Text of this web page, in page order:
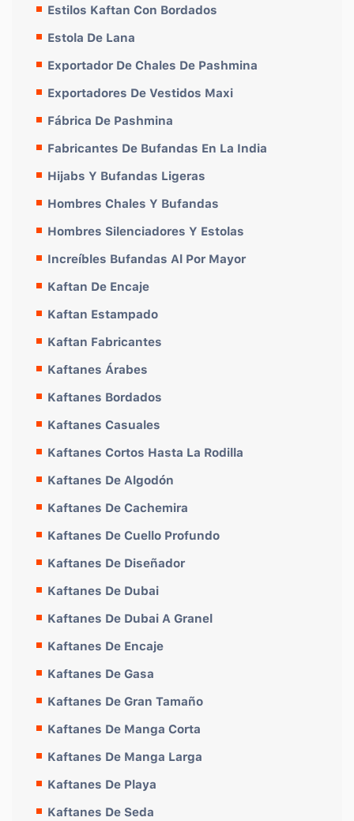
Estilos Kaftan Con Bordados
Estola De Lana
Exportador De Chales De Pashmina
Exportadores De Vestidos Maxi
Fábrica De Pashmina
Fabricantes De Bufandas En La India
Hijabs Y Bufandas Ligeras
Hombres Chales Y Bufandas
Hombres Silenciadores Y Estolas
Increíbles Bufandas Al Por Mayor
Kaftan De Encaje
Kaftan Estampado
Kaftan Fabricantes
Kaftanes Árabes
Kaftanes Bordados
Kaftanes Casuales
Kaftanes Cortos Hasta La Rodilla
Kaftanes De Algodón
Kaftanes De Cachemira
Kaftanes De Cuello Profundo
Kaftanes De Diseñador
Kaftanes De Dubai
Kaftanes De Dubai A Granel
Kaftanes De Encaje
Kaftanes De Gasa
Kaftanes De Gran Tamaño
Kaftanes De Manga Corta
Kaftanes De Manga Larga
Kaftanes De Playa
Kaftanes De Seda